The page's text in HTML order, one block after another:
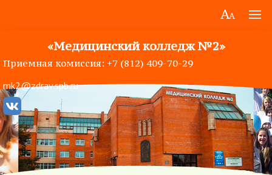
«Медицинский колледж №2»
Приемная комиссия: +7 (812) 409-70-29
mk2@zdrav.spb.ru